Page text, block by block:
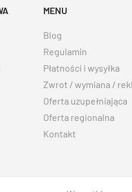
MENU
Blog
Regulamin
Płatności i wysyłka
Zwrot / wymiana /
Oferta uzupełniająca
Oferta regionalna
Kontakt